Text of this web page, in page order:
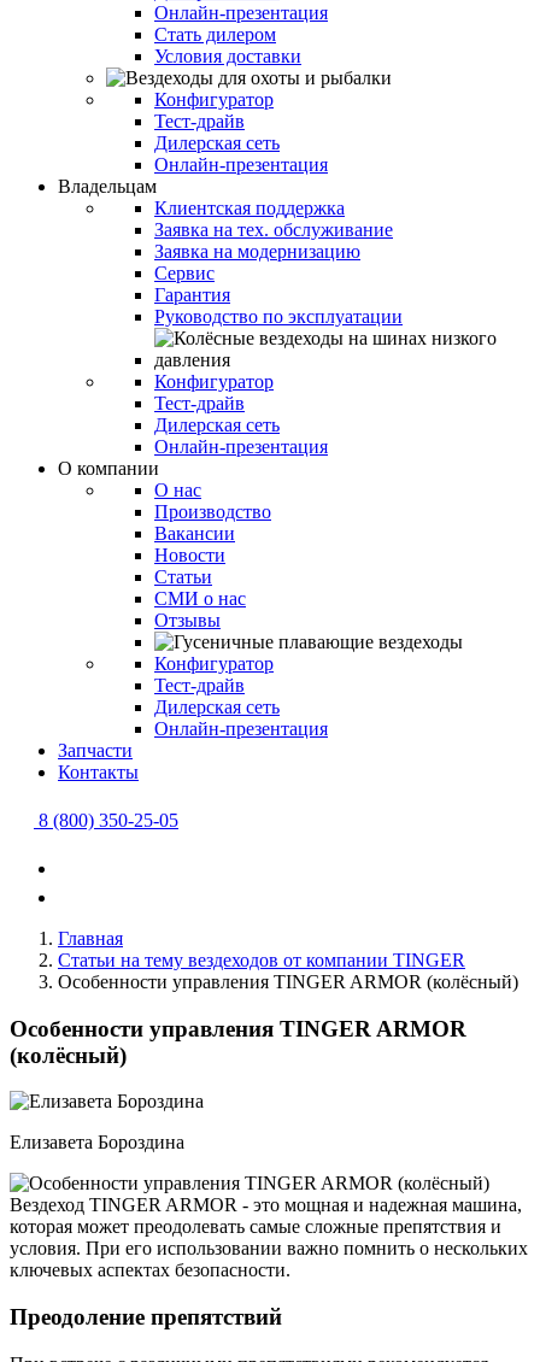
Онлайн-презентация
Стать дилером
Условия доставки
Конфигуратор
Тест-драйв
Дилерская сеть
Онлайн-презентация
Владельцам
Клиентская поддержка
Заявка на тех. обслуживание
Заявка на модернизацию
Сервис
Гарантия
Руководство по эксплуатации
Конфигуратор
Тест-драйв
Дилерская сеть
Онлайн-презентация
О компании
О нас
Производство
Вакансии
Новости
Статьи
СМИ о нас
Отзывы
Конфигуратор
Тест-драйв
Дилерская сеть
Онлайн-презентация
Запчасти
Контакты
8 (800) 350-25-05
Главная
Статьи на тему вездеходов от компании TINGER
Особенности управления TINGER ARMOR (колёсный)
Особенности управления TINGER ARMOR
(колёсный)
Елизавета Бороздина
Вездеход TINGER ARMOR - это мощная и надежная машина,
которая может преодолевать самые сложные препятствия и
условия. При его использовании важно помнить о нескольких
ключевых аспектах безопасности.
Преодоление препятствий